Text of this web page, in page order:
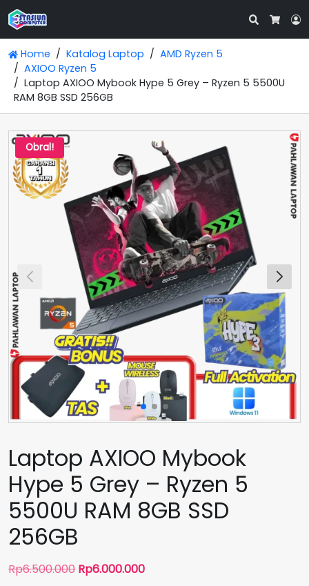
Search
Home Katalog Laptop
AMD Ryzen 5
AXIOO Ryzen 5
Laptop AXIOO Mybook Hype 5 Grey – Ryzen 5 5500U
RAM 8GB SSD 256GB
Obral!
Laptop AXIOO Mybook
Hype 5 Grey – Ryzen 5
5500U RAM 8GB SSD
256GB
Rp6.500.000 Harga
Rp6.000.000Harga